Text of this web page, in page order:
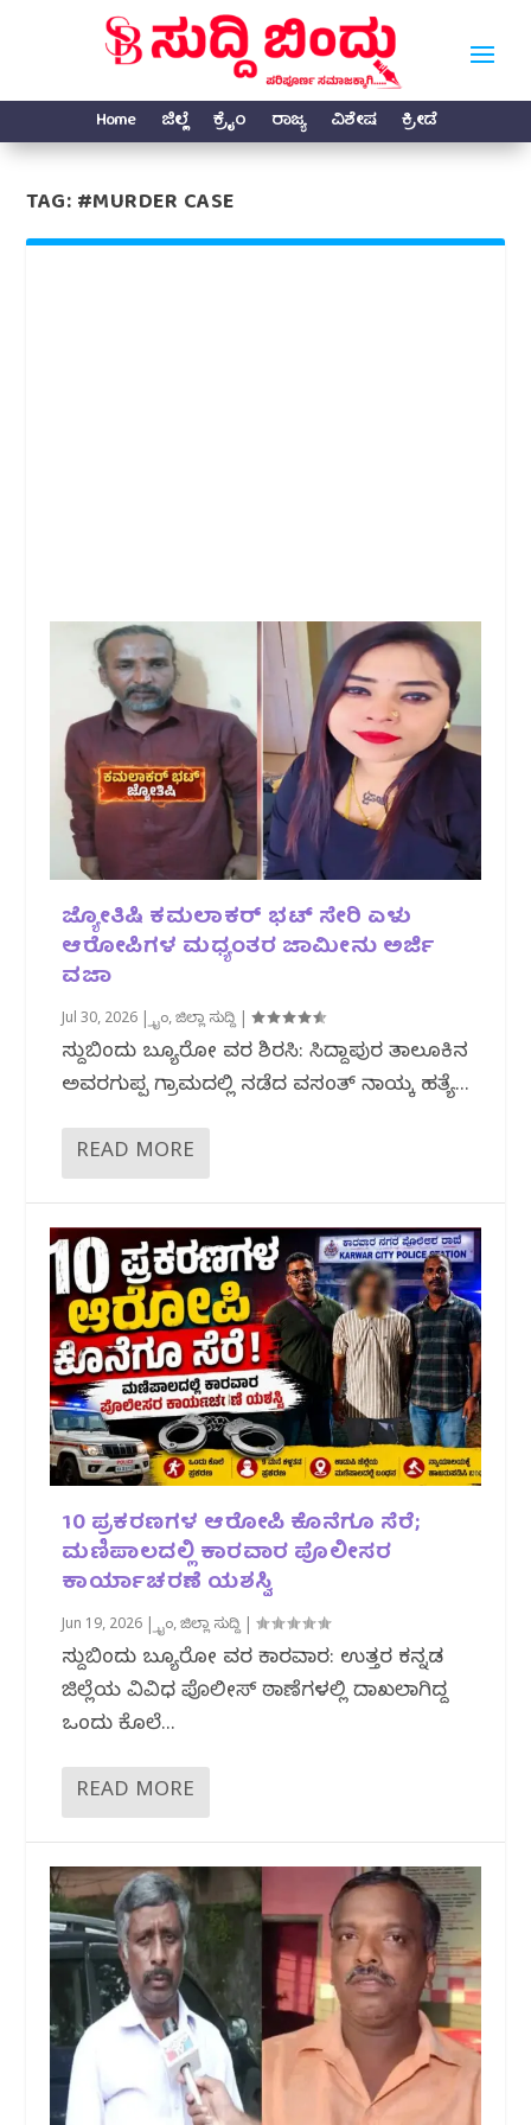
Home ಜಿಲ್ಲೆ ಕ್ರೈಂ ರಾಜ್ಯ ವಿಶೇಷ ಕ್ರೀಡೆ
TAG:#MURDER CASE
ಜ್ಯೋತಿಷಿ ಕಮಲಾಕರ್ ಭಟ್ ಸೇರಿ ಏಳು
ಆರೋಪಿಗಳ ಮಧ್ಯಂತರ ಜಾಮೀನು ಅರ್ಜಿ
ವಜಾ
Jul 30, 2026 |ಕ್ರೈಂ,ಜಿಲ್ಲಾ ಸುದ್ದಿ |
ಸುದ್ದಿಬಿಂದು ಬ್ಯೂರೋ ವರದಿ ಶಿರಸಿ: ಸಿದ್ದಾಪುರ ತಾಲೂಕಿನ
ಅವರಗುಪ್ಪ ಗ್ರಾಮದಲ್ಲಿ ನಡೆದ ವಸಂತ್ ನಾಯ್ಕ ಹತ್ಯೆ...
READ MORE
10 ಪ್ರಕರಣಗಳ ಆರೋಪಿ ಕೊನೆಗೂ ಸೆರೆ;
ಮಣಿಪಾಲದಲ್ಲಿ ಕಾರವಾರ ಪೊಲೀಸರ
ಕಾರ್ಯಾಚರಣೆ ಯಶಸ್ವಿ
Jun 19, 2026 |ಕ್ರೈಂ,ಜಿಲ್ಲಾ ಸುದ್ದಿ |
ಸುದ್ದಿಬಿಂದು ಬ್ಯೂರೋ ವರದಿ ಕಾರವಾರ: ಉತ್ತರ ಕನ್ನಡ
ಜಿಲ್ಲೆಯ ವಿವಿಧ ಪೊಲೀಸ್ ಠಾಣೆಗಳಲ್ಲಿ ದಾಖಲಾಗಿದ್ದ
ಒಂದು ಕೊಲೆ...
READ MORE